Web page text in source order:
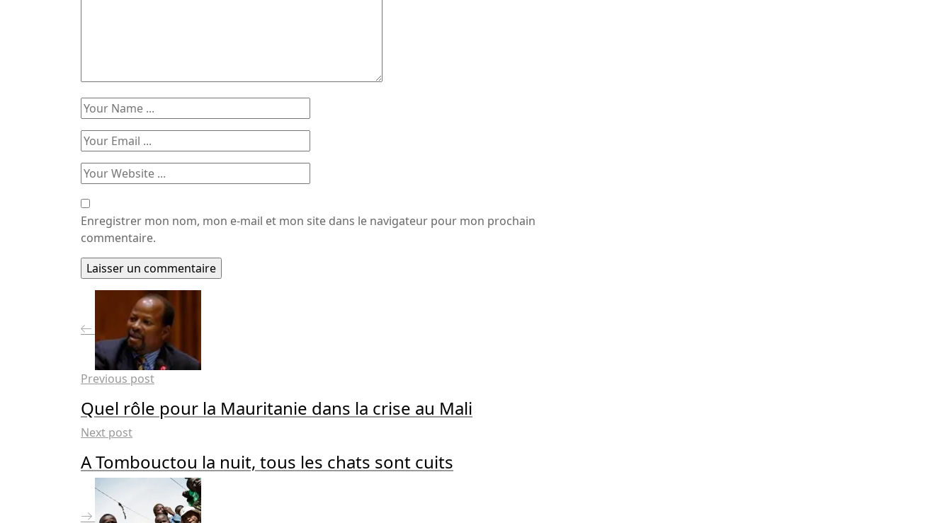
Enregistrer mon nom, mon e-mail et mon site dans le navigateur pour mon prochain
commentaire.
Previous post
Quel rôle pour la Mauritanie dans la crise au Mali
Next post
A Tombouctou la nuit, tous les chats sont cuits